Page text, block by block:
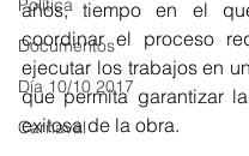
Política
Documentos
Día 10/10 2017
Carnaval
años, tiempo en el
coordinar el proceso
ejecutar los trabajos en
que permita garantizar
exitosa de la obra.